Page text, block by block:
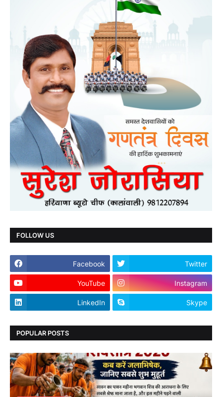
FOLLOW US
Facebook Twitter
YouTube Instagram
LinkedIn Skype
POPULAR POSTS